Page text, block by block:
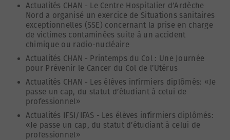
Actualités CHAN - Le Centre Hospitalier d’Ardèche
Nord a organisé un exercice de Situations sanitaires
exceptionnelles (SSE) concernant la prise en charge
de victimes contaminées suite à un accident
chimique ou radio-nucléaire
Actualités CHAN - Printemps du Col : Une Journée
pour Prévenir le Cancer du Col de l’Utérus
Actualités CHAN - Les élèves infirmiers diplômés: «Je
passe un cap, du statut d’étudiant à celui de
professionnel»
Actualités IFSI/IFAS - Les élèves infirmiers diplômés:
«Je passe un cap, du statut d’étudiant à celui de
professionnel»